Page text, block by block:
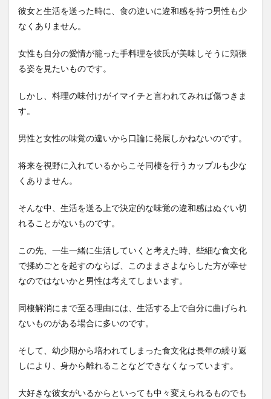
彼女と生活を送った時に、食の違いに違和感を持つ男性も少
なくありません。
女性も自分の愛情が籠った手料理を彼氏が美味しそうに頬張
る姿を見たいものです。
しかし、料理の味付けがイマイチと言われてみれば傷つきま
す。
男性と女性の味覚の違いから口論に発展しかねないのです。
将来を視野に入れているからこそ同棲を行うカップルも少な
くありません。
そんな中、生活を送る上で決定的な味覚の違和感はぬぐい切
れることがないものです。
この先、一生一緒に生活していくと考えた時、些細な食文化
で揉めごとを起すのならば、このままさよならした方が幸せ
なのではないかと男性は考えてしまいます。
同棲解消にまで至る理由には、生活する上で自分に曲げられ
ないものがある場合に多いのです。
そして、幼少期から培われてしまった食文化は長年の繰り返
しにより、身から離れることなどできなくなっています。
大好きな彼女がいるからといっても中々変えられるものでも